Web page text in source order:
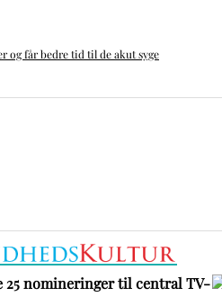
og får bedre tid til de akut syge
25 nomineringer til central TV-